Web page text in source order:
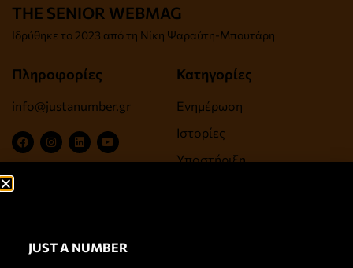
THE SENIOR WEBMAG
Iδρύθηκε το 2023 από τη Νίκη Ψαραύτη-Μπουτάρη
Πληροφορίες
info@justanumber.gr
Κατηγορίες
Ενημέρωση
Ιστορίες
Υποστήριξη
Σύνδεσμοι
JUST A NUMBER